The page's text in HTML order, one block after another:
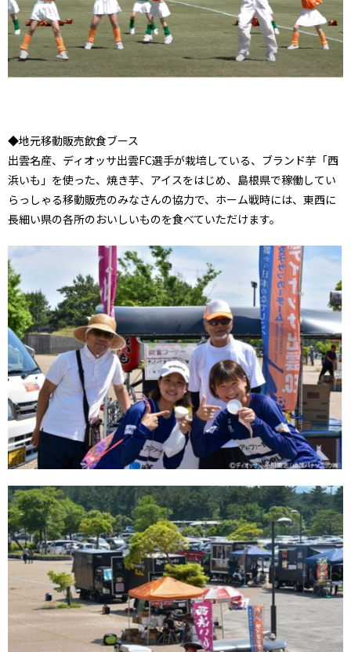
◆地元移動販売飲食ブース
出雲名産、ディオッサ出雲FC選手が栽培している、ブランド芋「西
浜いも」を使った、焼き芋、アイスをはじめ、島根県で稼働してい
らっしゃる移動販売のみなさんの協力で、ホーム戦時には、東西に
長細い県の各所のおいしいものを食べていただけます。